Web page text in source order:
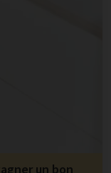
un bon